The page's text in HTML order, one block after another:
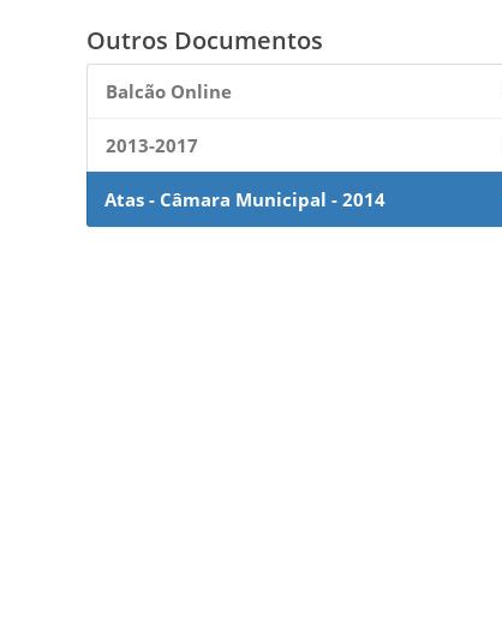
Outros Documentos
Balcão Online
2013-2017
Atas - Câmara Municipal - 2014